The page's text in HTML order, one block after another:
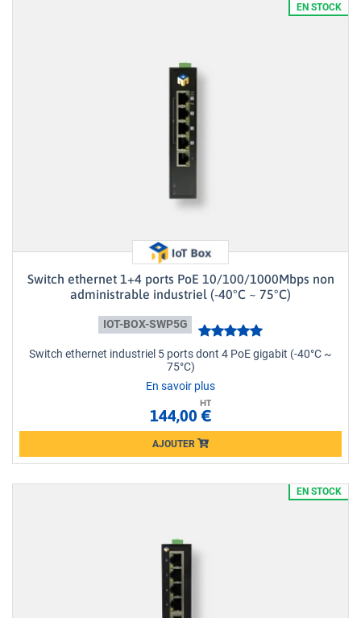
EN STOCK
Switch ethernet 1+4 ports PoE 10/100/1000Mbps non
administrable industriel (-40°C ~ 75°C)
IOT-BOX-SWP5G
Switch ethernet industriel 5 ports dont 4 PoE gigabit (-40°C ~
75°C)
En savoir plus
HT
144,00 €
AJOUTER
Loading...
EN STOCK